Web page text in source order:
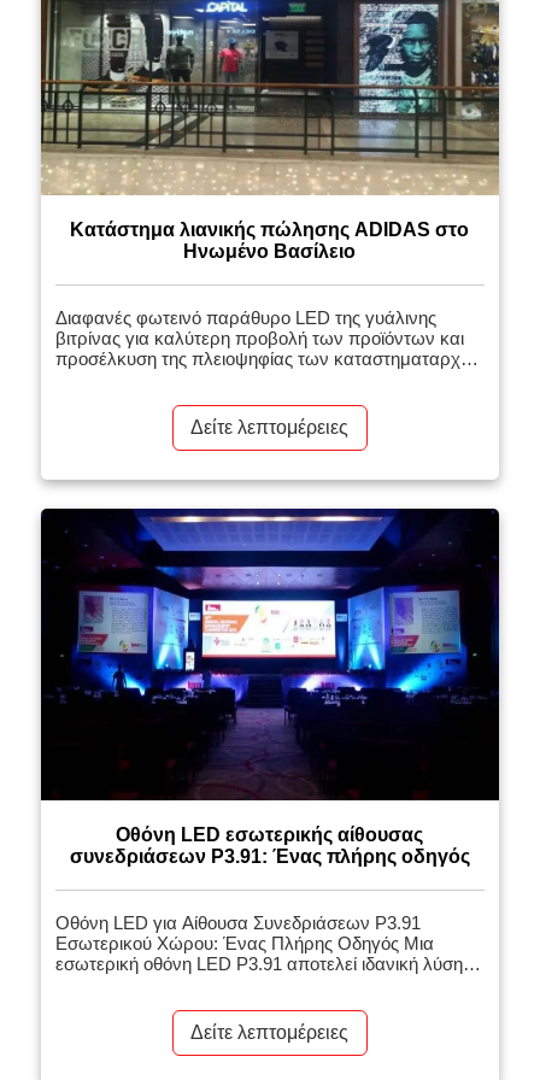
Κατάστημα λιανικής πώλησης ADIDAS στο
Ηνωμένο Βασίλειο
Διαφανές φωτεινό παράθυρο LED της γυάλινης
βιτρίνας για καλύτερη προβολή των προϊόντων και
προσέλκυση της πλειοψηφίας των καταστηματαρχών
Δείτε λεπτομέρειες
Οθόνη LED εσωτερικής αίθουσας
συνεδριάσεων P3.91: Ένας πλήρης οδηγός
Οθόνη LED για Αίθουσα Συνεδριάσεων P3.91
Εσωτερικού Χώρου: Ένας Πλήρης Οδηγός Μια
εσωτερική οθόνη LED P3.91 αποτελεί ιδανική λύση
απόδοση. Είναι σχεδιασμένη για εκδηλώσεις όπως
εταιρικές συναντήσεις, παρουσιάσεις και συνέδρια με
Δείτε λεπτομέρειες